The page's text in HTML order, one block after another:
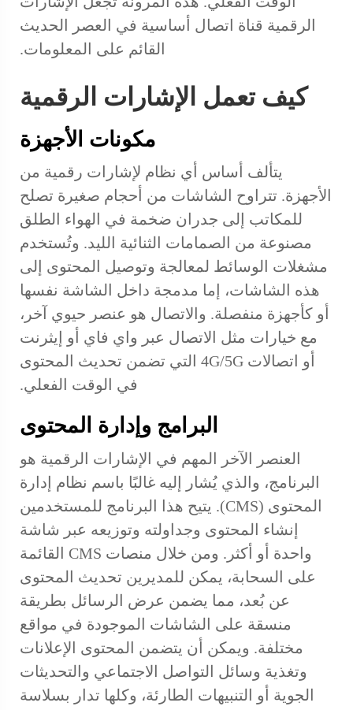
الرقمية قناة اتصال أساسية في العصر الحديث
القائم على المعلومات.
كيف تعمل الإشارات الرقمية
مكونات الأجهزة
يتألف أساس أي نظام لإشارات رقمية من
الأجهزة. تتراوح الشاشات من أحجام صغيرة تصلح
للمكاتب إلى جدران ضخمة في الهواء الطلق
مصنوعة من الصمامات الثنائية الليد. وتُستخدم
مشغلات الوسائط لمعالجة وتوصيل المحتوى إلى
هذه الشاشات، إما مدمجة داخل الشاشة نفسها
أو كأجهزة منفصلة. والاتصال هو عنصر حيوي آخر،
مع خيارات مثل الاتصال عبر واي فاي أو إيثرنت
أو اتصالات 4G/5G التي تضمن تحديث المحتوى
في الوقت الفعلي.
البرامج وإدارة المحتوى
العنصر الآخر المهم في الإشارات الرقمية هو
البرنامج، والذي يُشار إليه غالبًا باسم نظام إدارة
المحتوى (CMS). يتيح هذا البرنامج للمستخدمين
إنشاء المحتوى وجداولته وتوزيعه عبر شاشة
واحدة أو أكثر. ومن خلال منصات CMS القائمة
على السحابة، يمكن للمديرين تحديث المحتوى
عن بُعد، مما يضمن عرض الرسائل بطريقة
منسقة على الشاشات الموجودة في مواقع
مختلفة. ويمكن أن يتضمن المحتوى الإعلانات
وتغذية وسائل التواصل الاجتماعي والتحديثات
الجوية أو التنبيهات الطارئة، وكلها تدار بسلاسة